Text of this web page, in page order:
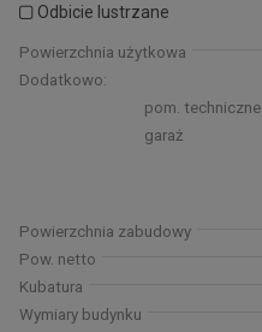
Odbicie lustrzane
Powierzchnia użytkowa
Dodatkowo:
pom. techniczne
garaż
Powierzchnia zabudowy
Pow. netto
Kubatura
Wymiary budynku